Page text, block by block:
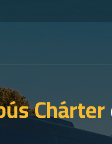
Chárter